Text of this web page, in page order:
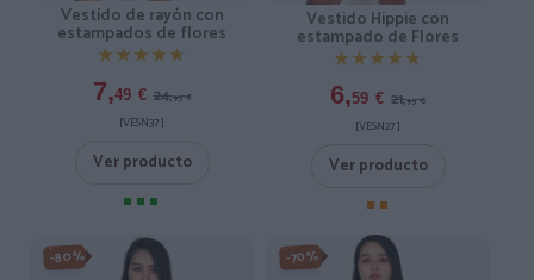
Vestido de rayón con
estampados de flores
★★★★★
★★★★★
7,49 € 24,95 €
[VESN37 ]
Ver producto
Vestido Hippie con
estampado de Flores
★★★★★
★★★★★
6,59 € 21,95 €
[VESN27 ]
Ver producto
-80% -70%